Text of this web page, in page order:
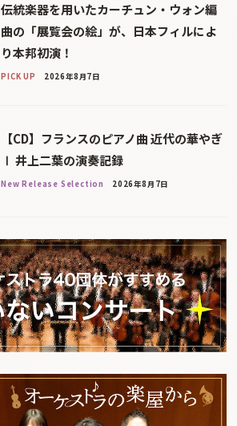
伝統楽器を用いたカーチュン・ウォン編
曲の「展覧会の絵」が、日本フィルによ
り本邦初演！
PICK UP 2026年8月7日
【CD】フランスのピアノ曲 近代の華やぎ
Ⅰ 井上二葉の演奏記録
New Release Selection 2026年8月7日